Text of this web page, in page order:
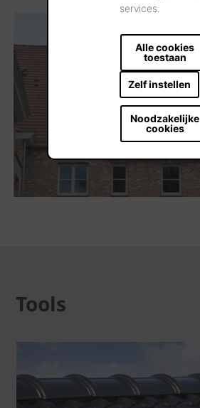
services.
Alle cookies
toestaan
Zelf instellen
Noodzakelijke
cookies
Tools